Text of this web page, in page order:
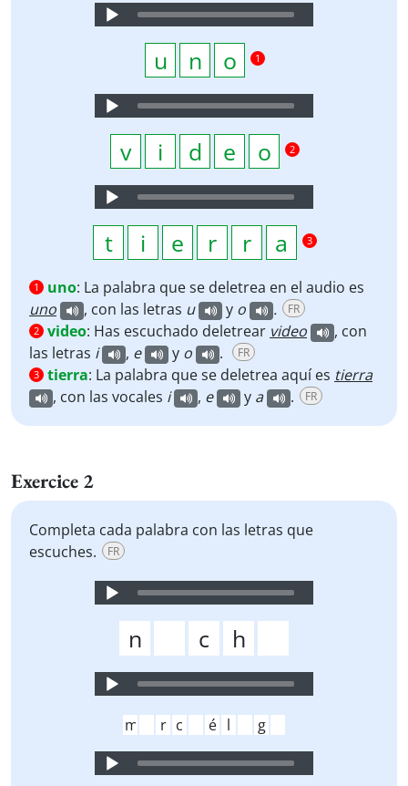
Audio
1
Audio
2
Audio
3
1 uno: La palabra que se deletrea en el audio es
uno
, con las letras u y o . FR
2 video: Has escuchado deletrear video , con
las letras i , e y o . FR
3 tierra: La palabra que se deletrea aquí es tierra
, con las vocales i , e y a . FR
Exercice 2
Completa cada palabra con las letras que
escuches.
FR
Audio
Audio
Audio